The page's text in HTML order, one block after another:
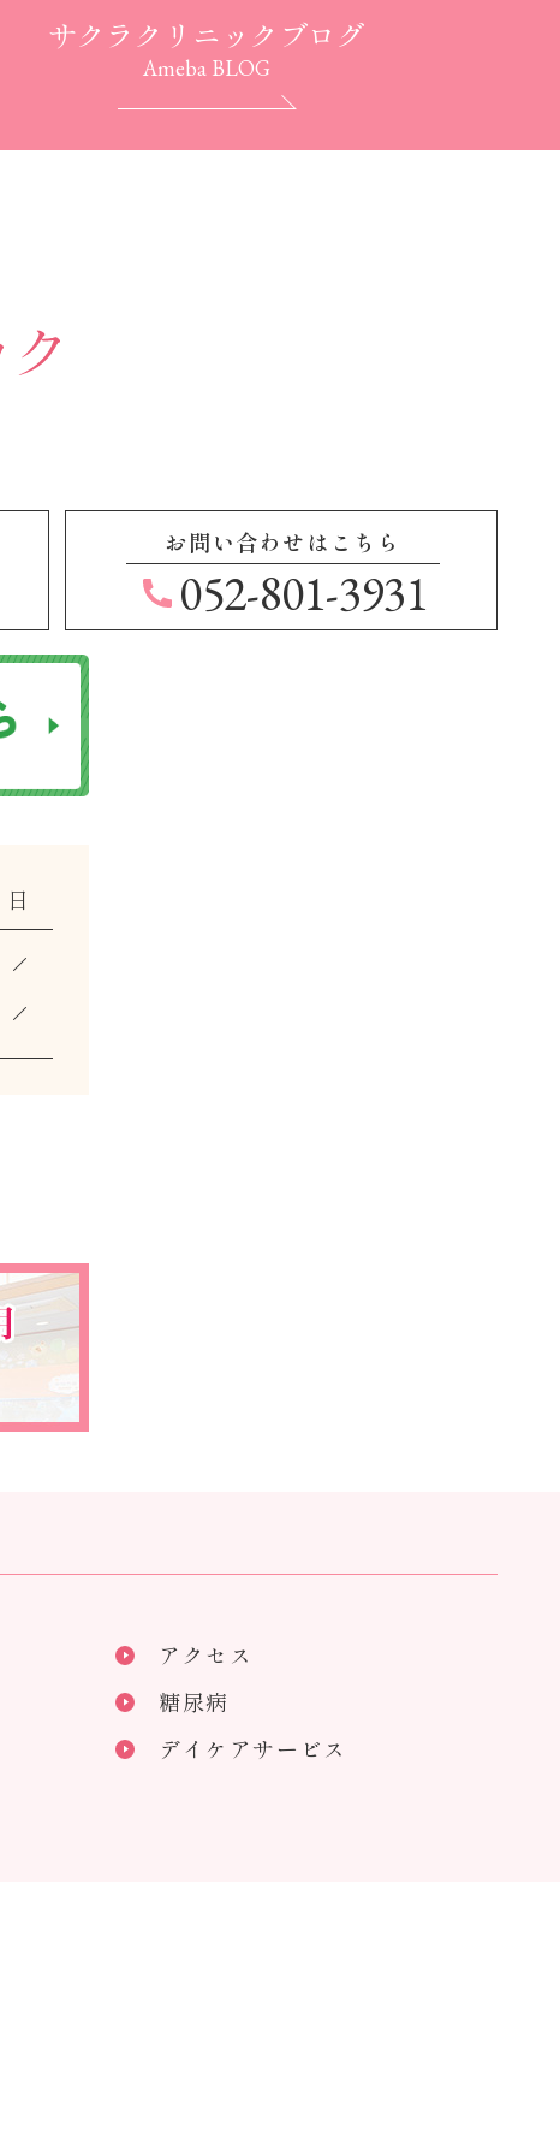
サクラクリニックブログ
Ameba BLOG
お問い合わせはこちら
052-801-3931
日
アクセス
糖尿病
デイケアサービス